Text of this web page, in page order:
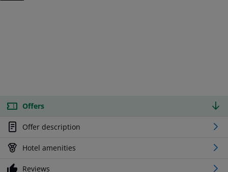
Offers
Offer description
Hotel amenities
Reviews